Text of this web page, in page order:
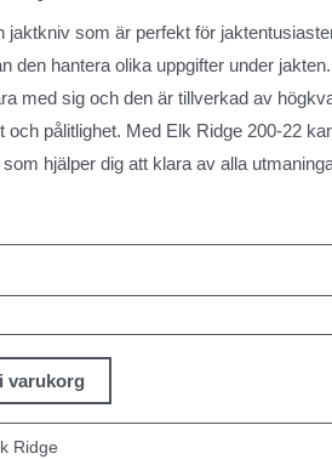
jaktkniv som är perfekt för
den hantera olika uppgifter under
med sig och den är tillverkad av
och pålitlighet. Med Elk Ridge 200-22
hjälper dig att klara av alla
varukorg
Ridge